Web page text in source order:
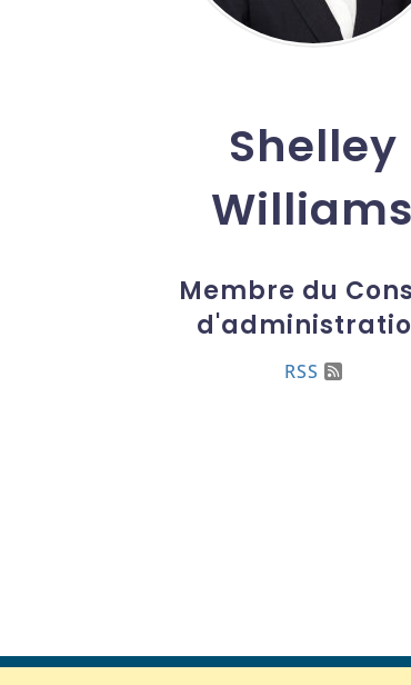
Shelley
Williams
Membre du
RSS